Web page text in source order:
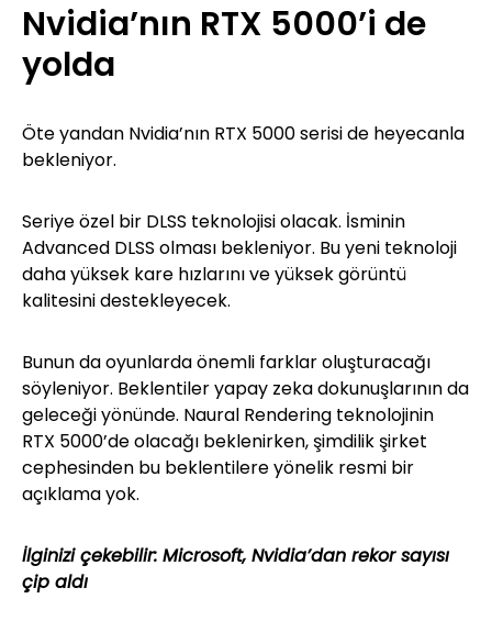
Nvidia’nın RTX 5000’i de
yolda
Öte yandan Nvidia’nın RTX 5000 serisi de heyecanla
bekleniyor.
Seriye özel bir DLSS teknolojisi olacak. İsminin
Advanced DLSS olması bekleniyor. Bu yeni teknoloji
daha yüksek kare hızlarını ve yüksek görüntü
kalitesini destekleyecek.
Bunun da oyunlarda önemli farklar oluşturacağı
söyleniyor. Beklentiler yapay zeka dokunuşlarının da
geleceği yönünde. Naural Rendering teknolojinin
RTX 5000’de olacağı beklenirken, şimdilik şirket
cephesinden bu beklentilere yönelik resmi bir
açıklama yok.
İlginizi çekebilir: Microsoft, Nvidia’dan rekor sayısı
çip aldı